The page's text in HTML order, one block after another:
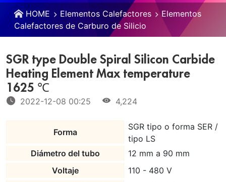
HOME Elementos Calefactores
Elementos
Calefactores de Carburo de Silicio
SGR type Double Spiral Silicon Carbide
Heating Element Max temperature
1625 ℃
2022-12-08 00:25 4,224
Forma
SGR tipo o forma SER /
tipo LS
Diámetro del tubo
12 mm a 90 mm
Voltaje
110 - 480 V